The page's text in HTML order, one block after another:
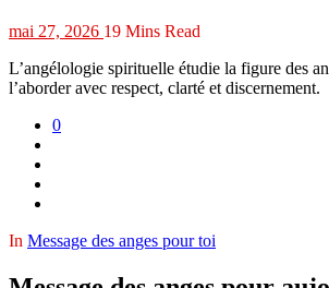
mai 27, 2026 19 Mins Read
L’angélologie spirituelle étudie la figure des
l’aborder avec respect, clarté et discernement.
0
In Message des anges pour toi